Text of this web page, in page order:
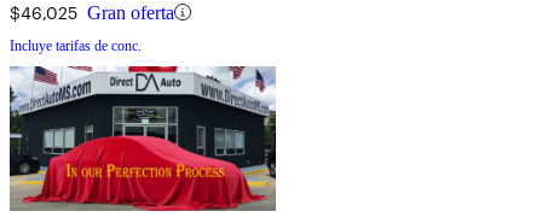
$46,025 Gran oferta
Incluye tarifas de conc.